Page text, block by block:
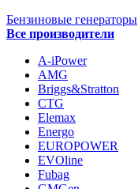
Бензиновые генераторы
Все производители
A-iPower
AMG
Briggs&Stratton
CTG
Elemax
Energo
EUROPOWER
EVOline
Fubag